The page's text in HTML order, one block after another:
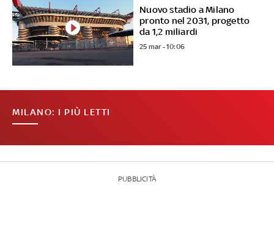
Nuovo stadio a Milano
pronto nel 2031, progetto
da 1,2 miliardi
25 mar - 10:06
MILANO: I PIÙ LETTI
PUBBLICITÀ